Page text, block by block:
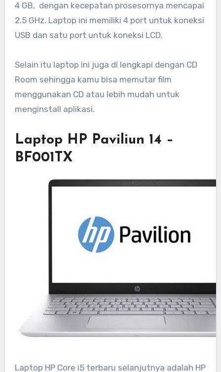
4 GB, dengan kecepatan prosesornya mencapai
2.5 GHz. Laptop ini memiliki 4 port untuk koneksi
USB dan satu port untuk koneksi LCD.
Selain itu laptop ini juga di lengkapi dengan CD
Room sehingga kamu bisa memutar film
menggunakan CD atau lebih mudah untuk
menginstall aplikasi.
Laptop HP Paviliun 14 –
BF001TX
Laptop HP Core i5 terbaru selanjutnya adalah HP